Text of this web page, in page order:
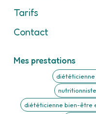
Tarifs
Contact
Mes prestations
diététicienne
diététicienne bien-être